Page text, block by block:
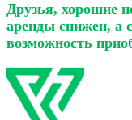
Друзья, хорошие
аренды снижен, а
возможность